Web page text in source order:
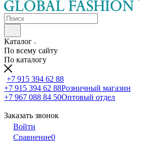
Каталог
По всему сайту
По каталогу
+7 915 394 62 88
+7 915 394 62 88Розничный магазин
+7 967 088 84 50Оптовый отдел
Заказать звонок
Войти
Сравнение0